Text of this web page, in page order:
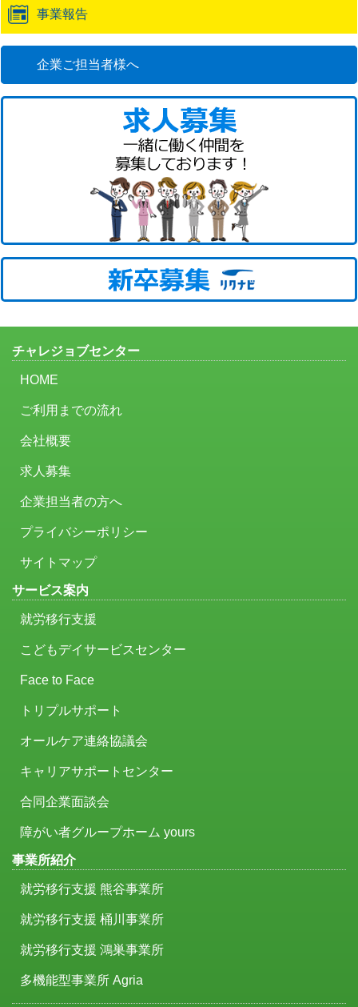
事業報告
企業ご担当者様へ
チャレジョブセンター
HOME
ご利用までの流れ
会社概要
求人募集
企業担当者の方へ
プライバシーポリシー
サイトマップ
サービス案内
就労移行支援
こどもデイサービスセンター
Face to Face
トリプルサポート
オールケア連絡協議会
キャリアサポートセンター
合同企業面談会
障がい者グループホーム yours
事業所紹介
就労移行支援 熊谷事業所
就労移行支援 桶川事業所
就労移行支援 鴻巣事業所
多機能型事業所 Agria